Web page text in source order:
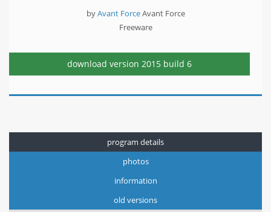
byAvant ForceAvant Force
Freeware
download version 2015 build 6
program details
photos
information
old versions